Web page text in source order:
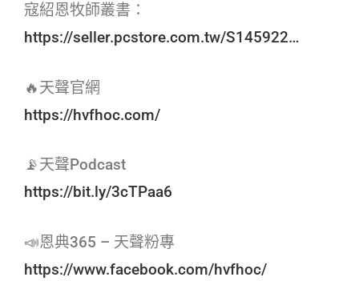
寇紹恩牧師叢書：
https://seller.pcstore.com.tw/S145922…
🔥天聲官網
https://hvfhoc.com/
📡天聲Podcast
https://bit.ly/3cTPaa6
📣恩典365 – 天聲粉專
https://www.facebook.com/hvfhoc/